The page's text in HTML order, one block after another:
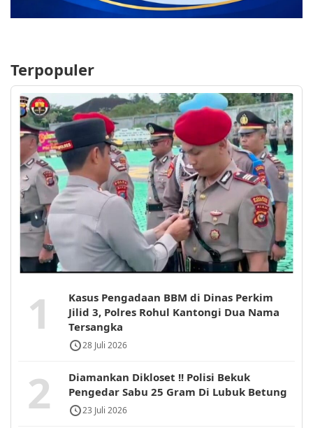
Terpopuler
1
Kasus Pengadaan BBM di Dinas Perkim
Jilid 3, Polres Rohul Kantongi Dua Nama
Tersangka
28 Juli 2026
2
Diamankan Dikloset !! Polisi Bekuk
Pengedar Sabu 25 Gram Di Lubuk Betung
23 Juli 2026